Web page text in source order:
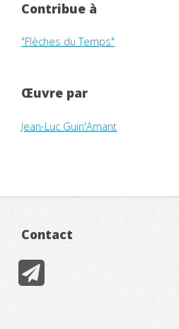
Contribue à
"Flèches du Temps"
Œuvre par
Jean-Luc Guin'Amant
Contact